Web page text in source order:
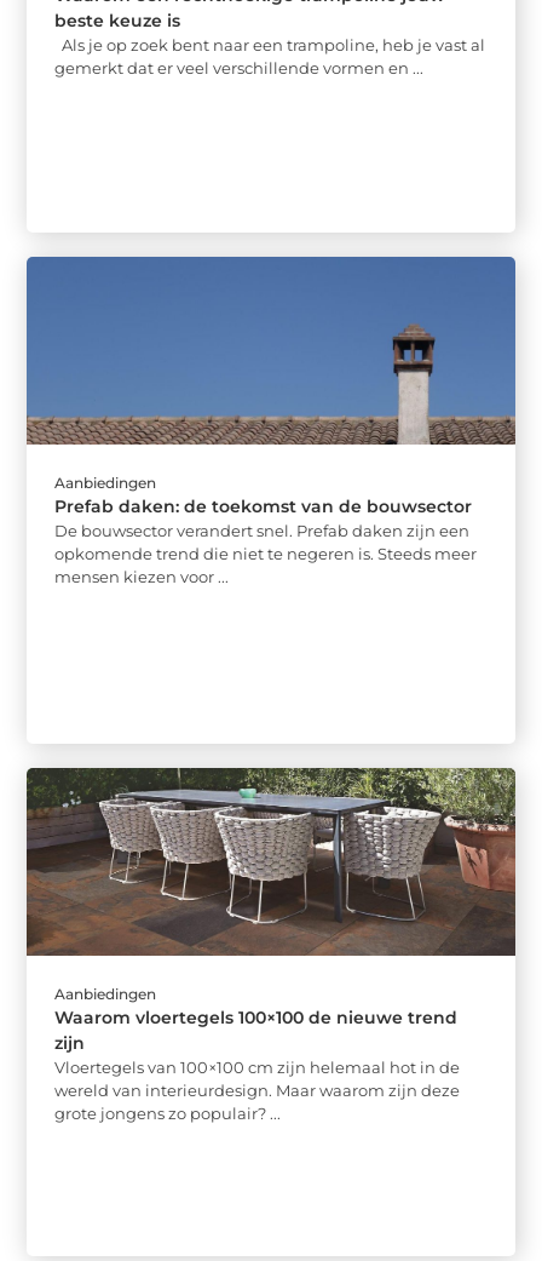
beste keuze is
Als je op zoek bent naar een trampoline, heb je vast al
gemerkt dat er veel verschillende vormen en ...
Aanbiedingen
Prefab daken: de toekomst van de bouwsector
De bouwsector verandert snel. Prefab daken zijn een
opkomende trend die niet te negeren is. Steeds meer
mensen kiezen voor ...
Aanbiedingen
Waarom vloertegels 100×100 de nieuwe trend
zijn
Vloertegels van 100×100 cm zijn helemaal hot in de
wereld van interieurdesign. Maar waarom zijn deze
grote jongens zo populair? ...